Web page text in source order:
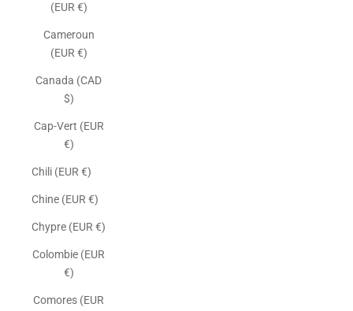
(EUR €)
Cameroun
(EUR €)
Canada (CAD
$)
Cap-Vert (EUR
€)
Chili (EUR €)
Chine (EUR €)
Chypre (EUR €)
Colombie (EUR
€)
Comores (EUR